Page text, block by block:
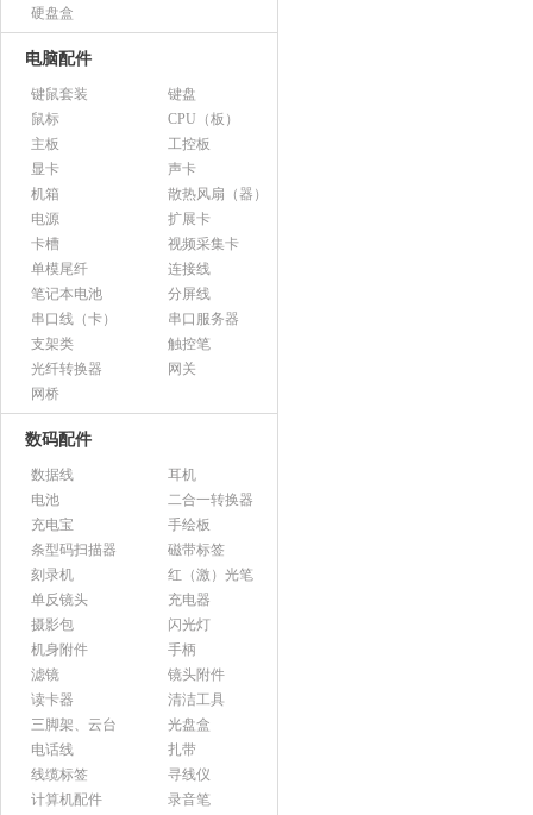
硬盘盒
电脑配件
键鼠套装
键盘
鼠标
CPU（板）
主板
工控板
显卡
声卡
机箱
散热风扇（器）
电源
扩展卡
卡槽
视频采集卡
单模尾纤
连接线
笔记本电池
分屏线
串口线（卡）
串口服务器
支架类
触控笔
光纤转换器
网关
网桥
数码配件
数据线
耳机
电池
二合一转换器
充电宝
手绘板
条型码扫描器
磁带标签
刻录机
红（激）光笔
单反镜头
充电器
摄影包
闪光灯
机身附件
手柄
滤镜
镜头附件
读卡器
清洁工具
三脚架、云台
光盘盒
电话线
扎带
线缆标签
寻线仪
计算机配件
录音笔